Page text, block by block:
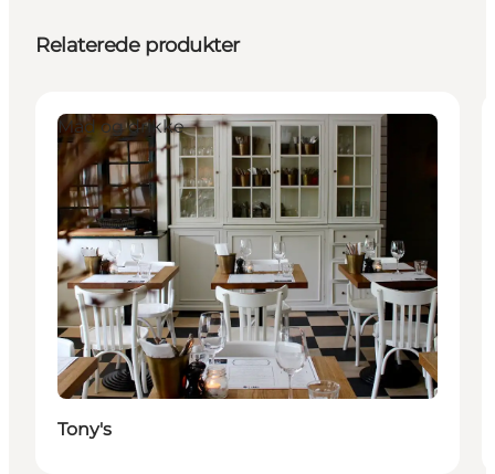
Relaterede produkter
Mad og drikke
Tony's